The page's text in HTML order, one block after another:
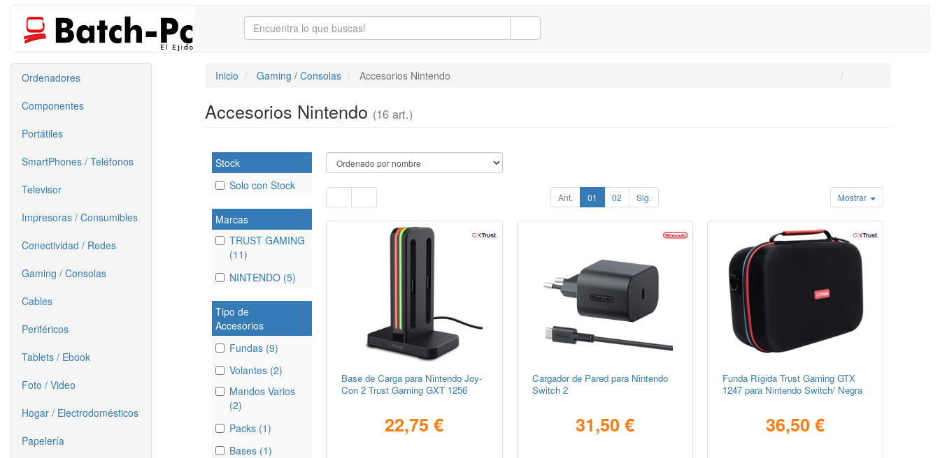
Ordenadores
Componentes
Portátiles
SmartPhones / Teléfonos
Televisor
Impresoras / Consumibles
Conectividad / Redes
Gaming / Consolas
Cables
Periféricos
Tablets / Ebook
Foto / Video
Hogar / Electrodomésticos
Papelería
Inicio Gaming / Consolas Accesorios Nintendo
Accesorios Nintendo (16 art.)
Stock
Solo con Stock
Marcas
TRUST GAMING
(11)
NINTENDO (5)
Tipo de
Accesorios
Fundas (9)
Volantes (2)
Mandos Varios
(2)
Packs (1)
Bases (1)
Ant. 01 02 Sig. Mostrar
Base de Carga para Nintendo Joy-
Con 2 Trust Gaming GXT 1256
22,75 €
Cargador de Pared para Nintendo
Switch 2
31,50 €
Funda Rígida Trust Gaming GTX
1247 para Nintendo Switch/ Negra
36,50 €